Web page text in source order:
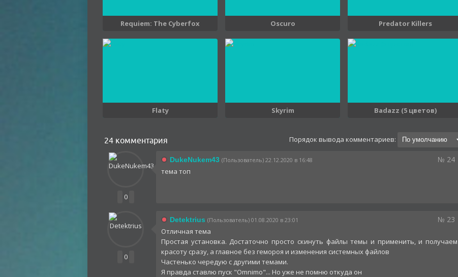
Requiem: The Cyberfox Oscuro Predator Killers
Flaty Skyrim Badazz (5 цветов)
24 комментария Порядок вывода комментариев:
0
DukeNukem43 (Пользователь) 22.12.2020 в 16:48 № 24
тема топ
0
Detektrius (Пользователь) 01.08.2020 в 23:01 № 23
Отличная тема
Простая установка. Достаточно просто скинуть файлы темы и применить, и получаем
красоту сразу, а главное без гемороя и изменения системных файлов
Частенько чередую с другими темами.
Я правда ставлю пуск "Omnimo"... Но уже не помню откуда он